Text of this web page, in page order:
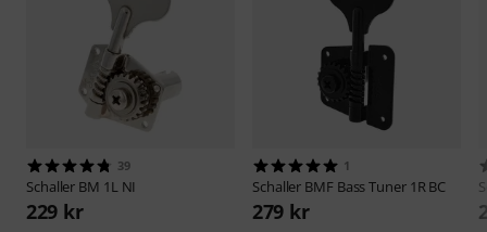
39
Schaller BM 1L NI
229 kr
1
Schaller BMF Bass Tuner 1R BC
279 kr